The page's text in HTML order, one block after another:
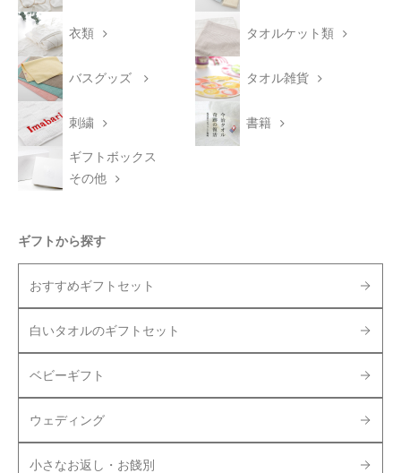
衣類 タオルケット類
バスグッズ タオル雑貨
刺繍 書籍
ギフトボックス
その他
ギフトから探す
おすすめギフトセット
白いタオルのギフトセット
ベビーギフト
ウェディング
小さなお返し・お餞別